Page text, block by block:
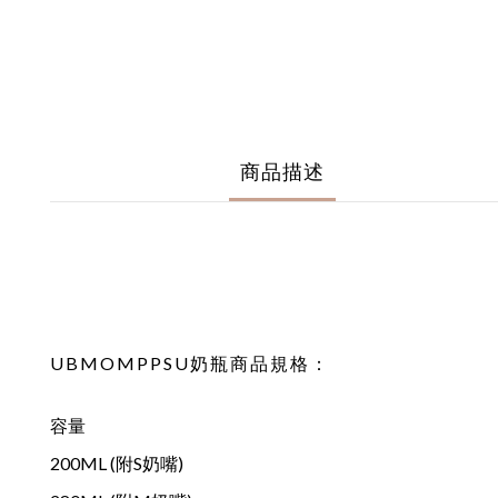
商品描述
UBMOMPPSU奶瓶商品規格：
容量
200ML (附S奶嘴)